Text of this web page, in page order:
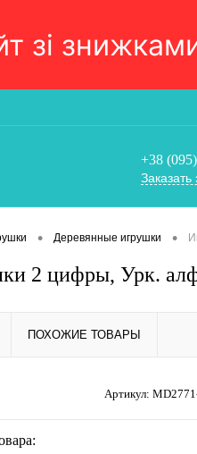
зi
+38
Заказать
• Деревянные игрушки •
2 цифры, Урк.
ПОХОЖИЕ ТОВАРЫ
Артикул: